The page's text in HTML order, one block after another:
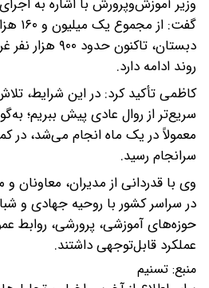
گفت:
دبستان، تاکنون
روند ادامه دارد.
کاظمی تأکید کرد: در این شرایط،
سریع‌تر از روال عادی پیش ببریم؛
معمولاً در یک ماه انجام می‌شد، در
سرانجام رسید.
وی با قدردانی از مدیران، معاونان
در سراسر کشور با روحیه جهادی و
حوزه‌های آموزشی، پرورشی، روابط
عملکرد قابل‌توجهی داشتند.
منبع: تسنیم